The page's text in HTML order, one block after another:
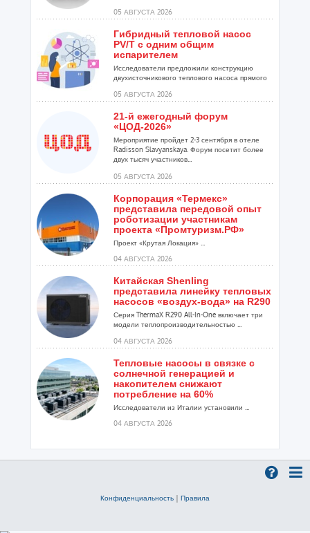
05 АВГУСТА 2026
Гибридный тепловой насос
PV/T с одним общим
испарителем
Исследователи предложили конструкцию
двухисточникового теплового насоса прямого
05 АВГУСТА 2026
21-й ежегодный форум
«ЦОД-2026»
Мероприятие пройдет 2-3 сентября в отеле
Radisson Slavyanskaya. Форум посетит более
двух тысяч участников...
05 АВГУСТА 2026
Корпорация «Термекс»
представила передовой опыт
роботизации участникам
проекта «Промтуризм.РФ»
Проект «Крутая Локация» ...
04 АВГУСТА 2026
Китайская Shenling
представила линейку тепловых
насосов «воздух-вода» на R290
Серия ThermaX R290 All-In-One включает три
модели теплопроизводительностью ...
04 АВГУСТА 2026
Тепловые насосы в связке с
солнечной генерацией и
накопителем снижают
потребление на 60%
Исследователи из Италии установили ...
04 АВГУСТА 2026
Конфиденциальность | Правила